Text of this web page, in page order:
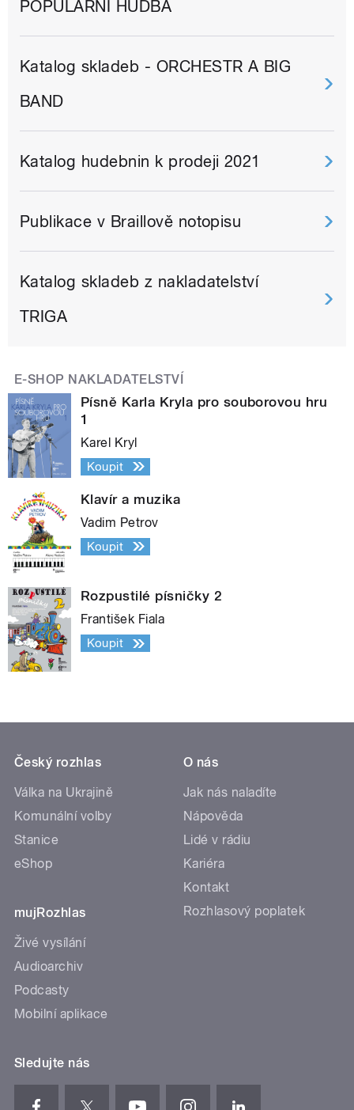
POPULÁRNÍ HUDBA
Katalog skladeb - ORCHESTR A BIG
BAND
Katalog hudebnin k prodeji 2021
Publikace v Braillově notopisu
Katalog skladeb z nakladatelství
TRIGA
E-SHOP NAKLADATELSTVÍ
Písně Karla Kryla pro souborovou hru
1
Karel Kryl
Koupit
Klavír a muzika
Vadim Petrov
Koupit
Rozpustilé písničky 2
František Fiala
Koupit
Český rozhlas
Válka na Ukrajině
Komunální volby
Stanice
eShop
mujRozhlas
Živé vysílání
Audioarchiv
Podcasty
Mobilní aplikace
O nás
Jak nás naladíte
Nápověda
Lidé v rádiu
Kariéra
Kontakt
Rozhlasový poplatek
Sledujte nás